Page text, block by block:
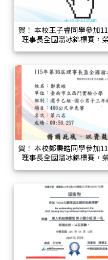
賀！ 本校王子睿同學參加
理事長全國溜冰錦標賽，
第三名。
賀！ 本校鄭秉皓同學參加
理事長全國溜冰錦標賽，
第四名、400公尺爭先賽